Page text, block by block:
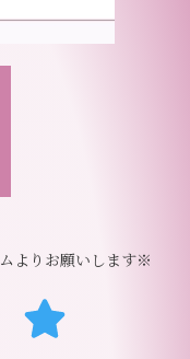
よりお願いします※